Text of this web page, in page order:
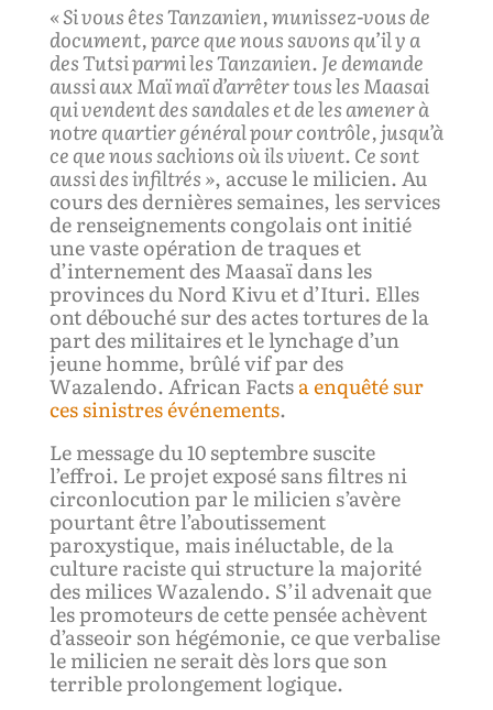
« Si vous êtes Tanzanien, munissez-vous de
document, parce que nous savons qu’il y a
des Tutsi parmi les Tanzanien. Je demande
aussi aux Maï maï d’arrêter tous les Maasai
qui vendent des sandales et de les amener à
notre quartier général pour contrôle, jusqu’à
ce que nous sachions où ils vivent. Ce sont
aussi des infiltrés », accuse le milicien. Au
cours des dernières semaines, les services
de renseignements congolais ont initié
une vaste opération de traques et
d’internement des Maasaï dans les
provinces du Nord Kivu et d’Ituri. Elles
ont débouché sur des actes tortures de la
part des militaires et le lynchage d’un
jeune homme, brûlé vif par des
Wazalendo. African Factsa enquêté sur
ces sinistres événements.
Le message du 10 septembre suscite
l’effroi. Le projet exposé sans filtres ni
circonlocution par le milicien s’avère
pourtant être l’aboutissement
paroxystique, mais inéluctable, de la
culture raciste qui structure la majorité
des milices Wazalendo. S’il advenait que
les promoteurs de cette pensée achèvent
d’asseoir son hégémonie, ce que verbalise
le milicien ne serait dès lors que son
terrible prolongement logique.